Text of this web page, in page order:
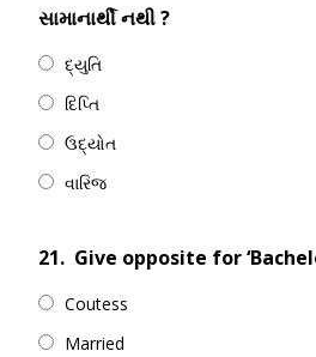
સામાનાર્થી નથી ?
દ્યુતિ
દિપ્તિ
ઉદ્યોત
વારિજ
21. Give opposite for
Coutess
Married